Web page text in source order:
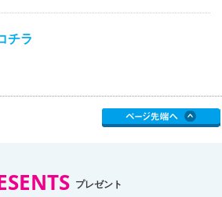
チラ
プレゼント